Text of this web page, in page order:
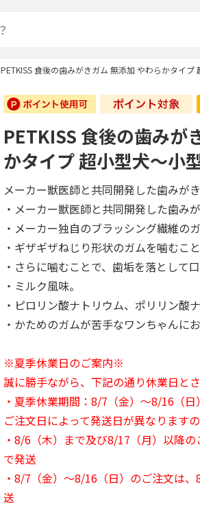
PETKISS 食後の歯みがきガム 無添加 やわらかタイプ
PETKISS 食後の歯みが
かタイプ 超小型犬～小
メーカー獣医師と共同開発した歯みが
・メーカー獣医師と共同開発した歯みが
・メーカー独自のブラッシング繊維の
・ギザギザねじり形状のガムを噛むこ
・さらに噛むことで、歯垢を落として口
・ミルク風味。
・ピロリン酸ナトリウム、ポリリン酸
・かためのガムが苦手なワンちゃんにお
※夏季休業日のご案内※
誠に勝手ながら、下記の通り休業日と
・夏季休業期間：8/7（金）～8/16（日）
ご注文日によって発送日が異なります
・8/6（木）まで及び8/17（月）以降
で発送
・8/7（金）～8/16（日）のご注文は
送